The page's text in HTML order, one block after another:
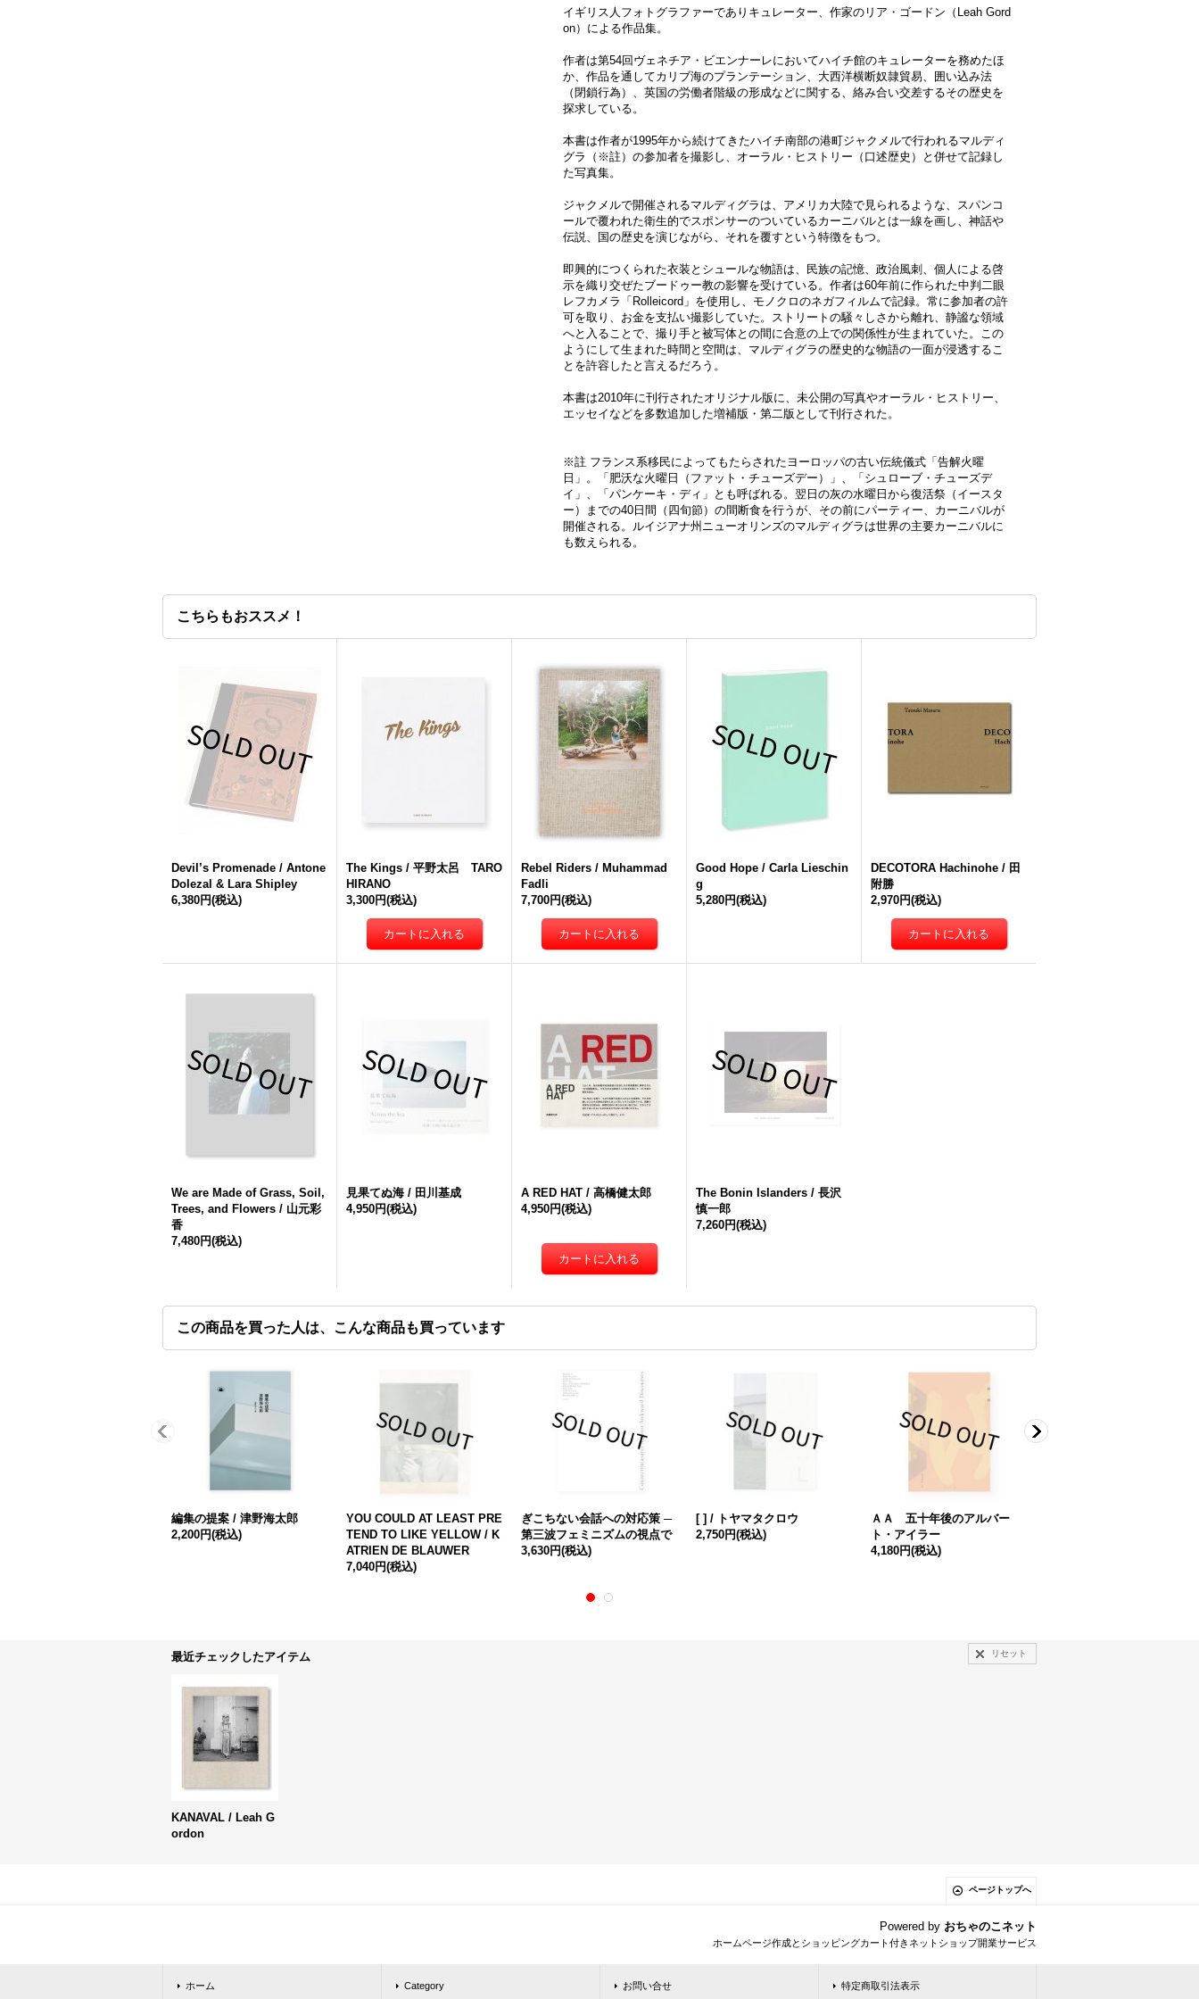
イギリス人フォトグラファーでありキュレーター、作家のリア・ゴードン（Leah Gord
on）による作品集。
作者は第54回ヴェネチア・ビエンナーレにおいてハイチ館のキュレーターを務めたほ
か、作品を通してカリブ海のプランテーション、大西洋横断奴隷貿易、囲い込み法
（閉鎖行為）、英国の労働者階級の形成などに関する、絡み合い交差するその歴史を
探求している。
本書は作者が1995年から続けてきたハイチ南部の港町ジャクメルで行われるマルディ
グラ（※註）の参加者を撮影し、オーラル・ヒストリー（口述歴史）と併せて記録し
た写真集。
ジャクメルで開催されるマルディグラは、アメリカ大陸で見られるような、スパンコ
ールで覆われた衛生的でスポンサーのついているカーニバルとは一線を画し、神話や
伝説、国の歴史を演じながら、それを覆すという特徴をもつ。
即興的につくられた衣装とシュールな物語は、民族の記憶、政治風刺、個人による啓
示を織り交ぜたブードゥー教の影響を受けている。作者は60年前に作られた中判二眼
レフカメラ「Rolleicord」を使用し、モノクロのネガフィルムで記録。常に参加者の許
可を取り、お金を支払い撮影していた。ストリートの騒々しさから離れ、静謐な領域
へと入ることで、撮り手と被写体との間に合意の上での関係性が生まれていた。この
ようにして生まれた時間と空間は、マルディグラの歴史的な物語の一面が浸透するこ
とを許容したと言えるだろう。
本書は2010年に刊行されたオリジナル版に、未公開の写真やオーラル・ヒストリー、
エッセイなどを多数追加した増補版・第二版として刊行された。
※註 フランス系移民によってもたらされたヨーロッパの古い伝統儀式「告解火曜
日」。「肥沃な火曜日（ファット・チューズデー）」、「シュローブ・チューズデ
イ」、「パンケーキ・ディ」とも呼ばれる。翌日の灰の水曜日から復活祭（イースタ
ー）までの40日間（四旬節）の間断食を行うが、その前にパーティー、カーニバルが
開催される。ルイジアナ州ニューオリンズのマルディグラは世界の主要カーニバルに
も数えられる。
こちらもおススメ！
Devil’s Promenade / Antone
Dolezal & Lara Shipley
6,380円(税込)
The Kings / 平野太呂 TARO
HIRANO
3,300円(税込)
Rebel Riders / Muhammad
Fadli
7,700円(税込)
Good Hope / Carla Lieschin
g
5,280円(税込)
DECOTORA Hachinohe / 田
附勝
2,970円(税込)
We are Made of Grass, Soil,
Trees, and Flowers / 山元彩
香
7,480円(税込)
見果てぬ海 / 田川基成
4,950円(税込)
A RED HAT / 高橋健太郎
4,950円(税込)
The Bonin Islanders / 長沢
慎一郎
7,260円(税込)
この商品を買った人は、こんな商品も買っています
編集の提案 / 津野海太郎
2,200円(税込)
YOU COULD AT LEAST PRE
TEND TO LIKE YELLOW / K
ATRIEN DE BLAUWER
7,040円(税込)
ぎこちない会話への対応策 ─
第三波フェミニズムの視点で
3,630円(税込)
[ ] / トヤマタクロウ
2,750円(税込)
ＡＡ 五十年後のアルバー
ト・アイラー
4,180円(税込)
最近チェックしたアイテム リセット
KANAVAL / Leah G
ordon
ページトップへ
Powered by おちゃのこネット
ホームページ作成とショッピングカート付きネットショップ開業サービス
ホーム Category お問い合せ 特定商取引法表示